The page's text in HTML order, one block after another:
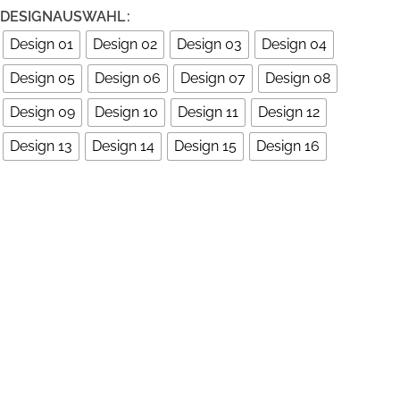
DESIGNAUSWAHL
Design 01
Design 02 Design 03
Design 04
Design 05
Design 06 Design 07
Design 08
Design 09
Design 10 Design 11
Design 12
Design 13
Design 14 Design 15 Design 16